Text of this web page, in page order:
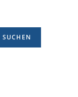
SUCHEN